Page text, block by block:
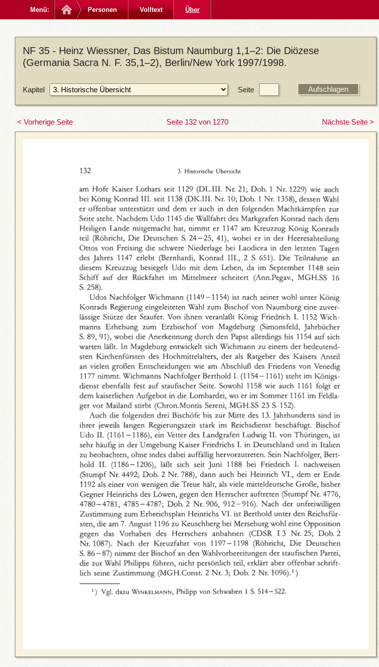
Menü: Personen Volltext Über
NF 35 - Heinz Wiessner, Das Bistum Naumburg 1,1–2: Die Diözese
(Germania Sacra N. F. 35,1–2), Berlin/New York 1997/1998.
Kapitel Seite
< Vorherige Seite Seite 132 von 1270 Nächste Seite >